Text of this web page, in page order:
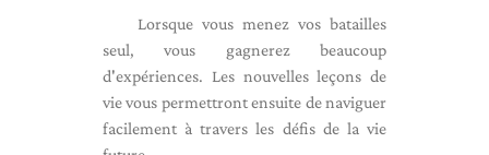
Lorsque vous menez vos batailles
seul, vous gagnerez beaucoup
d'expériences. Les nouvelles leçons de
vie vous permettront ensuite de naviguer
facilement à travers les défis de la vie